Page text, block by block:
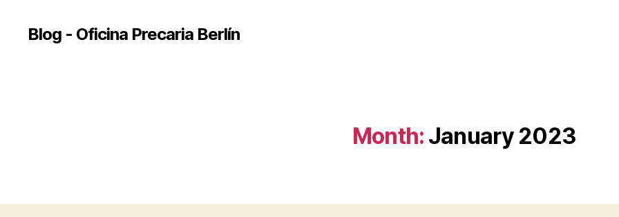
Blog - Oficina Precaria Berlín
Month: January 2023